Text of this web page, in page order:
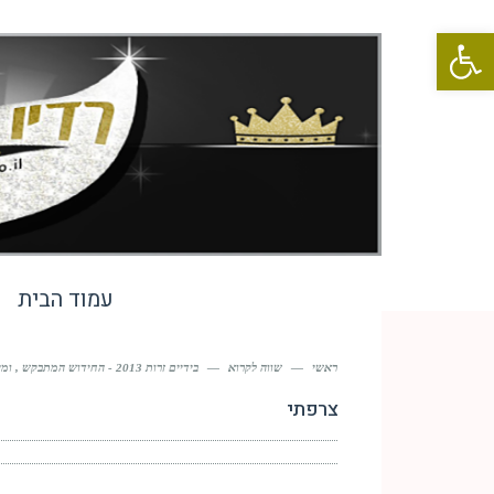
פתח סרגל נגישות
עמוד הבית
ראשי — שווה לקרוא — בידיים זרות 2013 - החידוש המתבקש , ומי תהיה הזמרת..??
צרפתי